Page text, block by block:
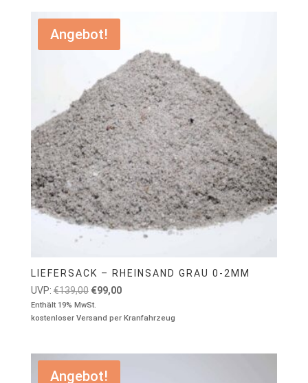
Angebot!
LIEFERSACK – RHEINSAND GRAU 0-2MM
UVP: €139,00 Ursprünglicher
Preis
war:
€99,00Aktueller
ist:
Enthält 19% MwSt.
kostenloser Versand per Kranfahrzeug
Angebot!